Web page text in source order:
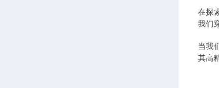
在探
我们
当我
其高